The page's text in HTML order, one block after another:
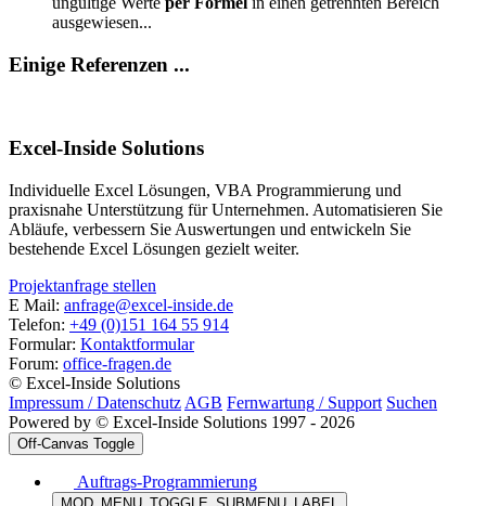
ausgewiesen...
Einige Referenzen ...
Excel-Inside Solutions
Individuelle Excel Lösungen, VBA Programmierung und
praxisnahe Unterstützung für Unternehmen. Automatisieren Sie
Abläufe, verbessern Sie Auswertungen und entwickeln Sie
bestehende Excel Lösungen gezielt weiter.
Projektanfrage stellen
E Mail: anfrage@excel-inside.de
Telefon: +49 (0)151 164 55 914
Formular: Kontaktformular
Forum: office-fragen.de
© Excel-Inside Solutions
Impressum / Datenschutz AGB Fernwartung / Support Suchen
Powered by © Excel-Inside Solutions 1997 - 2026
Off-Canvas Toggle
Auftrags-Programmierung